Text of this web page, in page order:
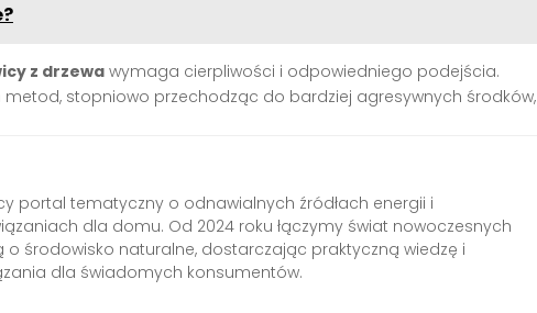
z drzewawymaga cierpliwości i odpowiedniego podejścia.
metod, stopniowo przechodząc do bardziej agresywnych środków,
portal tematyczny o odnawialnych źródłach energii i
dla domu. Od 2024 roku łączymy świat nowoczesnych
o środowisko naturalne, dostarczając praktyczną wiedzę i
dla świadomych konsumentów.